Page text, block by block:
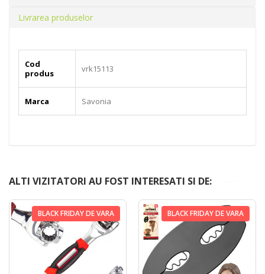
Livrarea produselor
Cod
produs
vrk15113
Marca Savonia
ALTI VIZITATORI AU FOST INTERESATI SI DE:
BLACK FRIDAY DE VARA BLACK FRIDAY DE VARA